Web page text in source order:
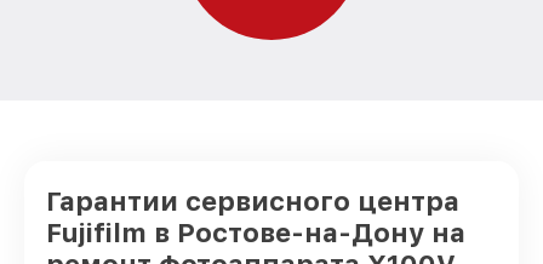
Гарантии сервисного центра
Fujifilm в Ростове-на-Дону на